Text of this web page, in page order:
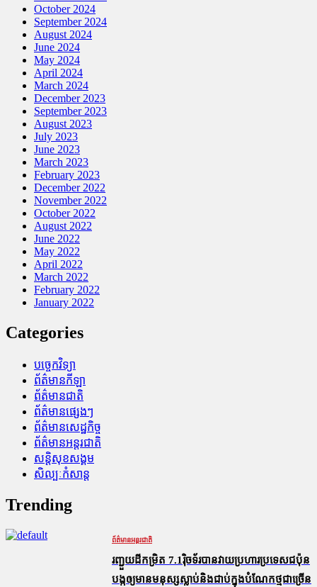
October 2024
September 2024
August 2024
June 2024
May 2024
April 2024
March 2024
December 2023
September 2023
August 2023
July 2023
June 2023
March 2023
February 2023
December 2022
November 2022
October 2022
August 2022
June 2022
May 2022
April 2022
March 2022
February 2022
January 2022
Categories
បច្ចេកវិទ្យា
ព័ត៌មានកីឡា
ព័ត៌មានជាតិ
ព័ត៌មានផ្សេងៗ
ព័ត៌មានសេដ្ឋកិច្ច
ព័ត៌មានអន្តរជាតិ
សន្តិសុខសង្គម
សិល្បៈកំសាន្ត
Trending
ព័ត៌មានអន្តរជាតិ
រញ្ជួយដីកម្រិត​ 7.1រ៉ិចទ័របានវាយប្រហារប្រទេសជប៉ុន
បង្កឲ្យមានមនុស្សស្លាប់​និង​ជាប់ក្នុងបំណែកថ្មជាច្រើន